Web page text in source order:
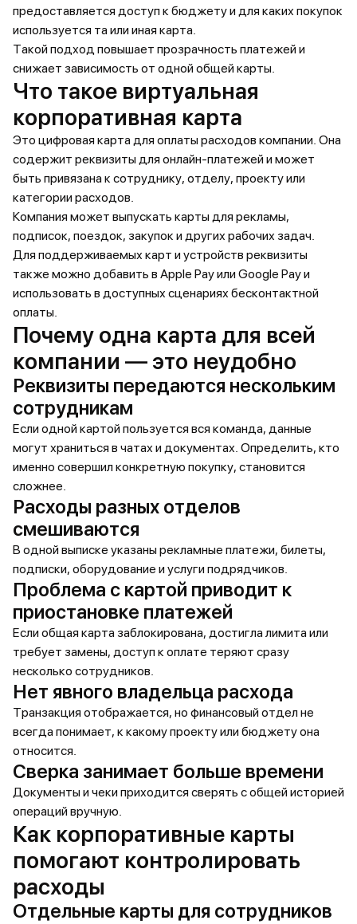
предоставляется доступ к бюджету и для каких покупок
используется та или иная карта.
Такой подход повышает прозрачность платежей и
снижает зависимость от одной общей карты.
Что такое виртуальная
корпоративная карта
Это цифровая карта для оплаты расходов компании. Она
содержит реквизиты для онлайн-платежей и может
быть привязана к сотруднику, отделу, проекту или
категории расходов.
Компания может выпускать карты для рекламы,
подписок, поездок, закупок и других рабочих задач.
Для поддерживаемых карт и устройств реквизиты
также можно добавить в Apple Pay или Google Pay и
использовать в доступных сценариях бесконтактной
оплаты.
Почему одна карта для всей
компании — это неудобно
Реквизиты передаются нескольким
сотрудникам
Если одной картой пользуется вся команда, данные
могут храниться в чатах и документах. Определить, кто
именно совершил конкретную покупку, становится
сложнее.
Расходы разных отделов
смешиваются
В одной выписке указаны рекламные платежи, билеты,
подписки, оборудование и услуги подрядчиков.
Проблема с картой приводит к
приостановке платежей
Если общая карта заблокирована, достигла лимита или
требует замены, доступ к оплате теряют сразу
несколько сотрудников.
Нет явного владельца расхода
Транзакция отображается, но финансовый отдел не
всегда понимает, к какому проекту или бюджету она
относится.
Сверка занимает больше времени
Документы и чеки приходится сверять с общей историей
операций вручную.
Как корпоративные карты
помогают контролировать
расходы
Отдельные карты для сотрудников